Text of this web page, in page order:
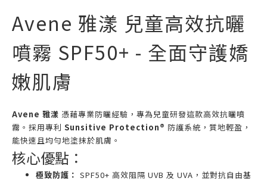
Avene 雅漾 兒童高效抗曬
噴霧 SPF50+ - 全面守護嬌
嫩肌膚
Avene 雅漾 憑藉專業防曬經驗，專為兒童研發這款高效抗曬噴
霧。採用專利 Sunsitive Protection® 防護系統，質地輕盈，
能快速且均勻地塗抹於肌膚。
核心優點：
極致防護： SPF50+ 高效阻隔 UVB 及 UVA，並對抗自由基